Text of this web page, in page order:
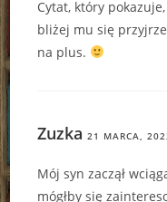
Cytat, który
bliżej mu się
na plus.
Zuzka 21 MARCA,
Mój syn zaczął
mógłby się